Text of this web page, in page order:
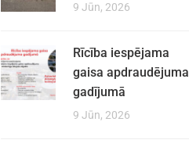
9 Jūn, 2026
Rīcība iespējama
gaisa apdraudējuma
gadījumā
9 Jūn, 2026